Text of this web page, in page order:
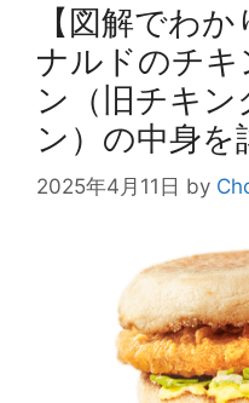
【図解でわ
ナルドのチキ
ン（旧チキン
ン）の中身を
2025年4月11日 by